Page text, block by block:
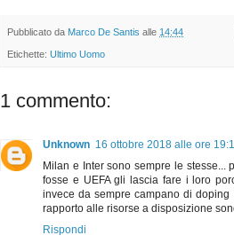
Pubblicato da Marco De Santis alle 14:44
Etichette: Ultimo Uomo
1 commento:
Unknown 16 ottobre 2018 alle ore
Milan e Inter sono sempre le
fosse e UEFA gli lascia fare i loro
invece da sempre campano di
rapporto alle risorse a disposizione
Rispondi